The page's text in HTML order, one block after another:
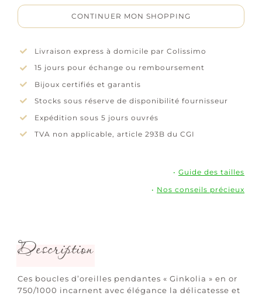
CONTINUER MON SHOPPING
Livraison express à domicile par Colissimo
15 jours pour échange ou remboursement
Bijoux certifiés et garantis
Stocks sous réserve de disponibilité fournisseur
Expédition sous 5 jours ouvrés
TVA non applicable, article 293B du CGI
•Guide des tailles
• Nos conseils précieux
Description
Ces boucles d’oreilles pendantes « Ginkolia » en or
750/1000 incarnent avec élégance la délicatesse et